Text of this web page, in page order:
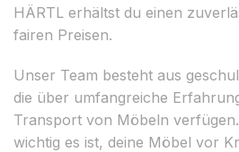
HÄRTL erhältst du einen
fairen Preisen.
Unser Team besteht aus
die über umfangreiche
Transport von Möbeln
wichtig es ist, deine Möbel vor